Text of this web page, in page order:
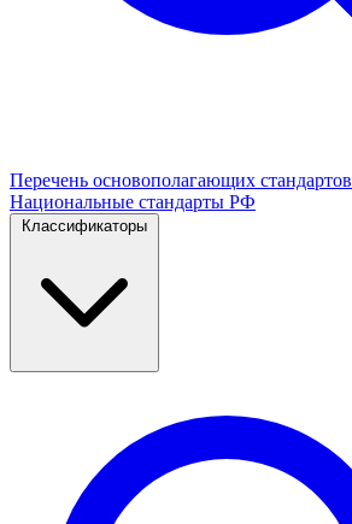
Перечень основополагающих стандартов
Национальные стандарты РФ
Классификаторы